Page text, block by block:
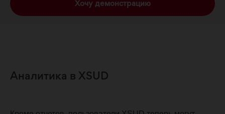
Хочу демонстрацию
Аналитика в XSUD